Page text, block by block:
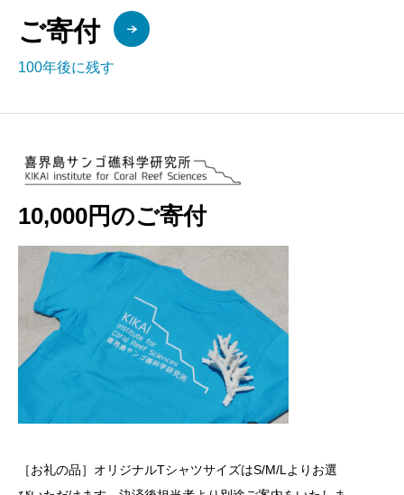
ご寄付
100年後に残す
10,000円のご寄付
［お礼の品］オリジナルTシャツサイズはS/M/Lよりお選